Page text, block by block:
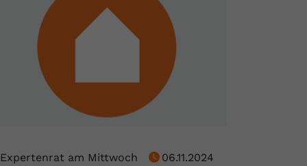
Expertenrat am Mittwoch
06.11.2024